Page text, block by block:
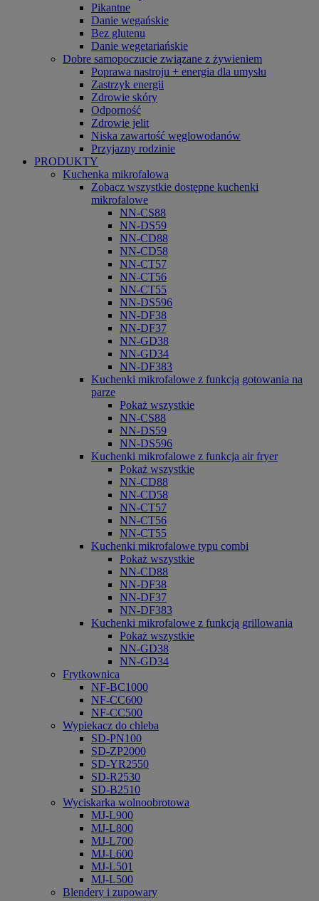
Pikantne
Danie wegańskie
Bez glutenu
Danie wegetariańskie
Dobre samopoczucie związane z żywieniem
Poprawa nastroju + energia dla umysłu
Zastrzyk energii
Zdrowie skóry
Odporność
Zdrowie jelit
Niska zawartość węglowodanów
Przyjazny rodzinie
PRODUKTY
Kuchenka mikrofalowa
Zobacz wszystkie dostępne kuchenki
mikrofalowe
NN-CS88
NN-DS59
NN-CD88
NN-CD58
NN-CT57
NN-CT56
NN-CT55
NN-DS596
NN-DF38
NN-DF37
NN-GD38
NN-GD34
NN-DF383
Kuchenki mikrofalowe z funkcją gotowania na
parze
Pokaż wszystkie
NN-CS88
NN-DS59
NN-DS596
Kuchenki mikrofalowe z funkcja air fryer
Pokaż wszystkie
NN-CD88
NN-CD58
NN-CT57
NN-CT56
NN-CT55
Kuchenki mikrofalowe typu combi
Pokaż wszystkie
NN-CD88
NN-DF38
NN-DF37
NN-DF383
Kuchenki mikrofalowe z funkcją grillowania
Pokaż wszystkie
NN-GD38
NN-GD34
Frytkownica
NF-BC1000
NF-CC600
NF-CC500
Wypiekacz do chleba
SD-PN100
SD-ZP2000
SD-YR2550
SD-R2530
SD-B2510
Wyciskarka wolnoobrotowa
MJ-L900
MJ-L800
MJ-L700
MJ-L600
MJ-L501
MJ-L500
Blendery i zupowary